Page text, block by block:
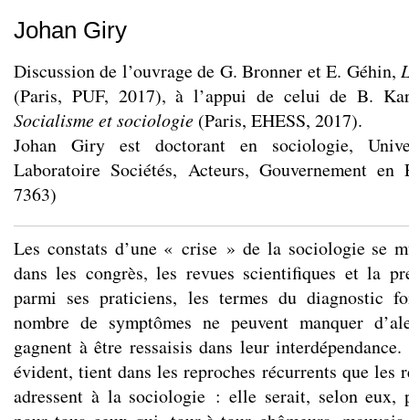
Johan Giry
Discussion de l’ouvrage de G. Bronner et E. Géhin,
(Paris, PUF, 2017), à l’appui de celui de B.
Socialisme et sociologie (Paris, EHESS, 2017).
Johan Giry est doctorant en sociologie,
Laboratoire Sociétés, Acteurs, Gouvernement
7363)
Les constats d’une « crise » de la sociologie se
dans les congrès, les revues scientifiques et la
parmi ses praticiens, les termes du diagnostic
nombre de symptômes ne peuvent manquer
gagnent à être ressaisis dans leur
évident, tient dans les reproches récurrents que les
adressent à la sociologie : elle serait, selon eux,